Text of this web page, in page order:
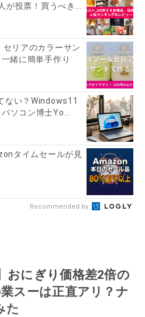
が投票！買うべき...
セリアのカラーサン
緒に簡単手作り
ない？Windows11
ソコン博士Yo...
タイムセールが見
Recommended by
おにぎり価格差2倍の
スーは正直アリ？ナ
た